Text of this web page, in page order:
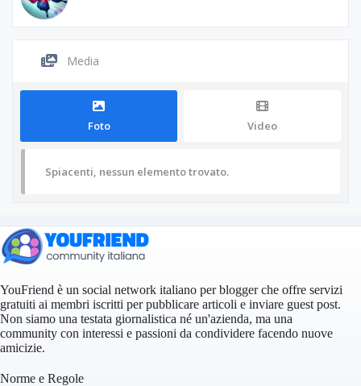
Media
Foto Video
Spiacenti, nessun elemento trovato.
YouFriend è un social network italiano per blogger che offre servizi
gratuiti ai membri iscritti per pubblicare articoli e inviare guest post.
Non siamo una testata giornalistica né un'azienda, ma una
community con interessi e passioni da condividere facendo nuove
amicizie.
Norme e Regole